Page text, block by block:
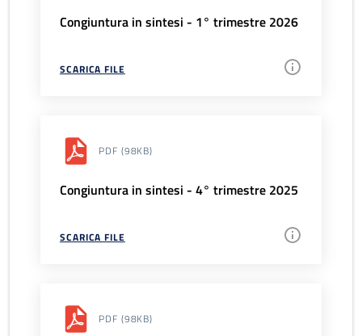
Congiuntura in sintesi - 1° trimestre 2026
SCARICA FILE
PDF (98KB)
Congiuntura in sintesi - 4° trimestre 2025
SCARICA FILE
PDF (98KB)